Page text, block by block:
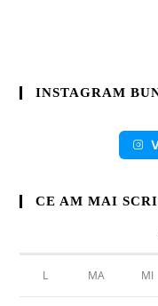
INSTAGRAM
CE AM MAI
L MA MI